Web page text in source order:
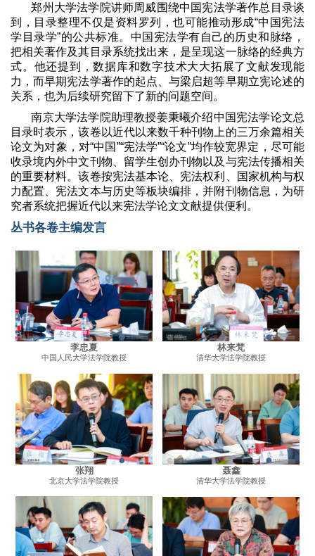
郑州大学法学院讲师周威围绕中国宪法学著作总目录谈
到，目录整理不仅是资料罗列，也可能推动形成“中国宪法
学目录学”的公共标准。中国宪法学有自己的历史和脉络，
把相关著作及其目录系统找出来，是呈现这一脉络的经典方
式。他还提到，数据库和数字技术大大拓展了文献发现能
力，而早期宪法学著作的起点、与梁启超等早期立宪论述的
关系，也为后续研究留下了新的问题空间。
南京大学法学院助理教授姜秉曦介绍中国宪法学论文总
目录时表示，该卷以近代以来数千种刊物上的三万余篇相关
论文为对象，对“中国”“宪法学”“论文”均作较宽界定，尽可能
收录境内外中文刊物、留学生创办刊物以及与宪法传播相关
的重要材料。该卷按宪法基本论、宪法权利、国家机构与权
力配置、宪法文本与历史等板块编排，并附刊物信息，为研
究者系统把握近代以来宪法学论文文献提供便利。
丛书各卷主编发言
李忠夏
中国人民大学法学院教授
张翔
北京大学法学院教授
林来梵
清华大学法学院教授
聂鑫
清华大学法学院教授